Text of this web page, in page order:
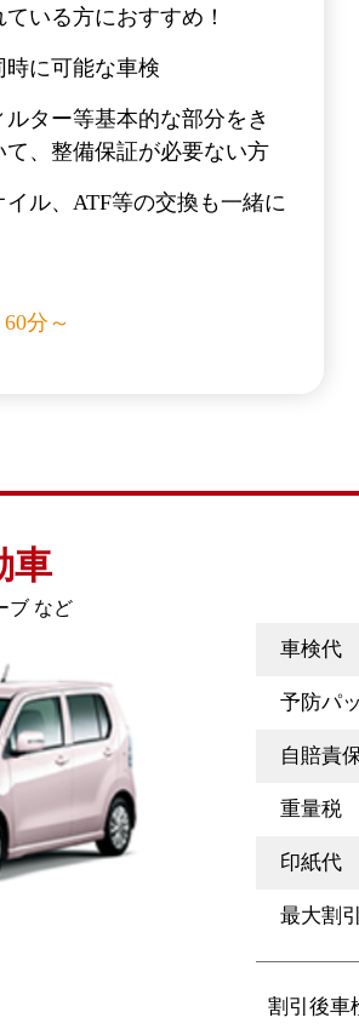
いる方におすすめ！
に可能な車検
ター等基本的な部分をき
、整備保証が必要ない方
ル、ATF等の交換も一緒に
分～
車
ブ など
車検代
予防パ
自賠責
重量税
印紙代
最大割引
割引後車